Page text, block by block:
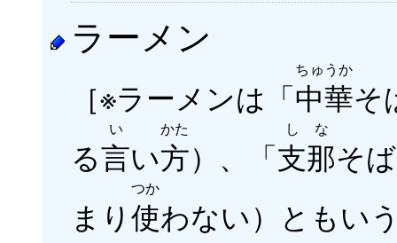
ラーメン
［※ラーメンは「中華
ちゅうか
そ
る言
い
い方
かた
）、「支那
しな
そ
まり 使
つか
わない）ともい